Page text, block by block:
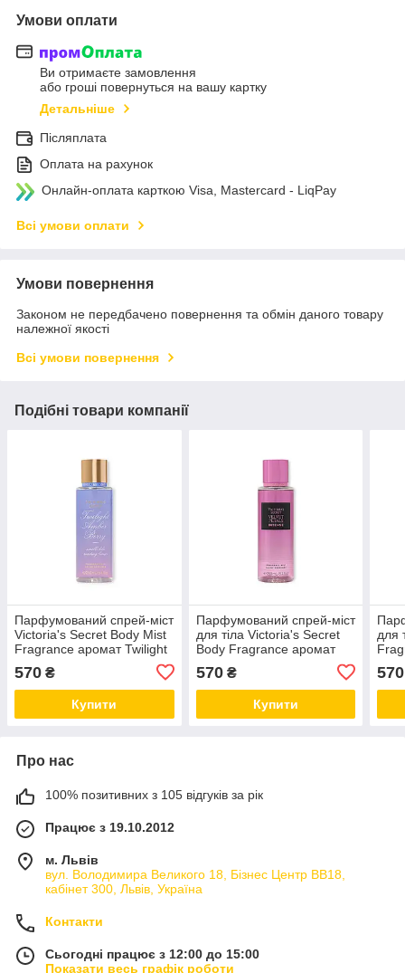
Умови оплати
Ви отримаєте замовлення
або гроші повернуться на вашу картку
Детальніше
Післяплата
Оплата на рахунок
Онлайн-оплата карткою Visa, Mastercard - LiqPay
Всі умови оплати
Умови повернення
Законом не передбачено повернення та обмін даного товару
належної якості
Всі умови повернення
Подібні товари компанії
Парфумований спрей-міст
Victoria's Secret Body Mist
Fragrance аромат Twilight
570 ₴
Купити
Парфумований спрей-міст
для тіла Victoria's Secret
Body Fragrance аромат
Velvet Petals Intense, 250
мл
570₴
Купити
для
570
Про нас
100% позитивних з 105 відгуків за рік
Працює з 19.10.2012
м. Львів
вул. Володимира Великого 18, Бізнес Центр ВВ18,
кабінет 300, Львів, Україна
Контакти
Сьогодні працює з 12:00 до 15:00
Показати весь графік роботи